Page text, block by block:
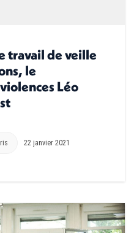
travail de veille
le
Léo
22 janvier 2021